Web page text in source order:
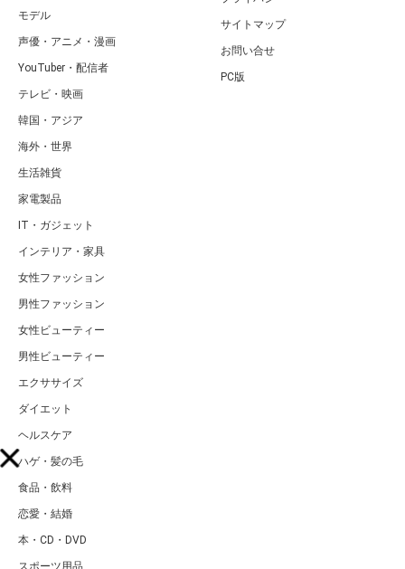
モデル
声優・アニメ・漫画
YouTuber・配信者
テレビ・映画
韓国・アジア
海外・世界
生活雑貨
家電製品
IT・ガジェット
インテリア・家具
女性ファッション
男性ファッション
女性ビューティー
男性ビューティー
エクササイズ
ダイエット
ヘルスケア
ハゲ・髪の毛
食品・飲料
恋愛・結婚
本・CD・DVD
スポーツ用品
サイトマップ
お問い合せ
PC版